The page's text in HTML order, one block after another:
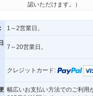
認いただけます。）
1～2営業日。
7～20営業日。
クレジットカード:
幅広いお支払い方法でのご利用